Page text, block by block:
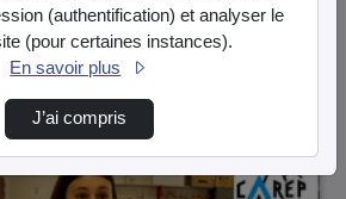
(authentification) et analyser le
(pour certaines instances).
En savoir plus
J’ai compris